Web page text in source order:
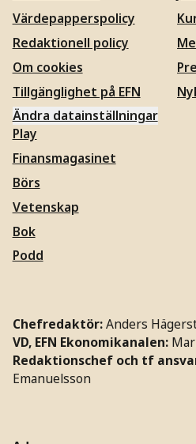
Värdepapperspolicy
Redaktionell policy
Om cookies
Tillgänglighet på EFN
Ändra datainställningar
Play
Finansmagasinet
Börs
Vetenskap
Bok
Podd
Chefredaktör:Anders
VD, EFN Ekonomikanalen:
Redaktionschef och tf
Emanuelsson